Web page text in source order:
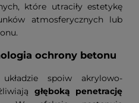
które utraciły estetykę
atmosferycznych lub
ochrony betonu
spoiw akrylowo-
głęboką penetrację